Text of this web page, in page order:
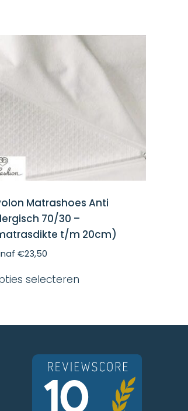
Matrashoes Anti
70/30 –
t/m 20cm)
€23,50
selecteren
Deze
kan
gekozen
worden
op
de